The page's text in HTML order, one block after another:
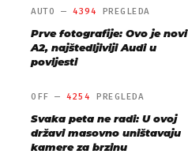
AUTO — 4394 PREGLEDA
Prve fotografije: Ovo je novi
A2, najštedljiviji Audi u
povijesti
OFF —4254 PREGLEDA
Svaka peta ne radi: U ovoj
državi masovno uništavaju
kamere za brzinu